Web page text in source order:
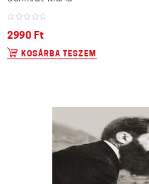
2990 Ft
KOSÁRBA TESZEM